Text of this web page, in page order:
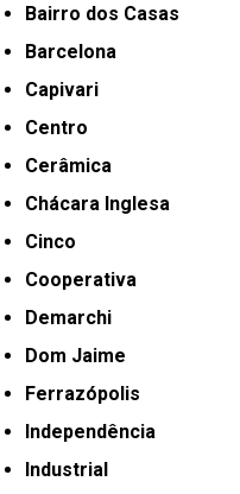
Bairro dos Casas
Barcelona
Capivari
Centro
Cerâmica
Chácara Inglesa
Cinco
Cooperativa
Demarchi
Dom Jaime
Ferrazópolis
Independência
Industrial